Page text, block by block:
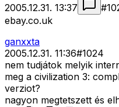
2005.12.31. 13:37 #
ebay.co.uk
ganxxta
2005.12.31. 11:36#1024
nem tudjátok melyik
meg a civilization 3:
verziot?
nagyon megtetszett és